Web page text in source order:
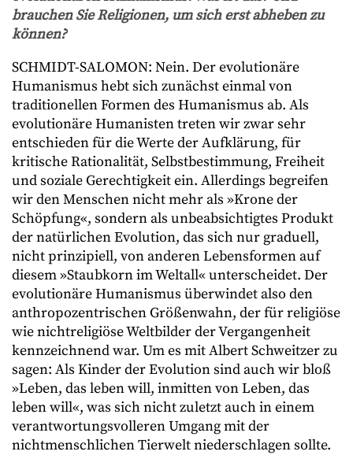
brauchen Sie Religionen, um sich erst abheben zu
können?
SCHMIDT-SALOMON: Nein. Der evolutionäre
Humanismus hebt sich zunächst einmal von
traditionellen Formen des Humanismus ab. Als
evolutionäre Humanisten treten wir zwar sehr
entschieden für die Werte der Aufklärung, für
kritische Rationalität, Selbstbestimmung, Freiheit
und soziale Gerechtigkeit ein. Allerdings begreifen
wir den Menschen nicht mehr als »Krone der
Schöpfung«, sondern als unbeabsichtigtes Produkt
der natürlichen Evolution, das sich nur graduell,
nicht prinzipiell, von anderen Lebensformen auf
diesem »Staubkorn im Weltall« unterscheidet. Der
evolutionäre Humanismus überwindet also den
anthropozentrischen Größenwahn, der für religiöse
wie nichtreligiöse Weltbilder der Vergangenheit
kennzeichnend war. Um es mit Albert Schweitzer zu
sagen: Als Kinder der Evolution sind auch wir bloß
»Leben, das leben will, inmitten von Leben, das
leben will«, was sich nicht zuletzt auch in einem
verantwortungsvolleren Umgang mit der
nichtmenschlichen Tierwelt niederschlagen sollte.